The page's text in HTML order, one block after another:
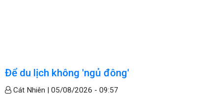
Để du lịch không 'ngủ đông'
Cát Nhiên | 05/08/2026 - 09:57